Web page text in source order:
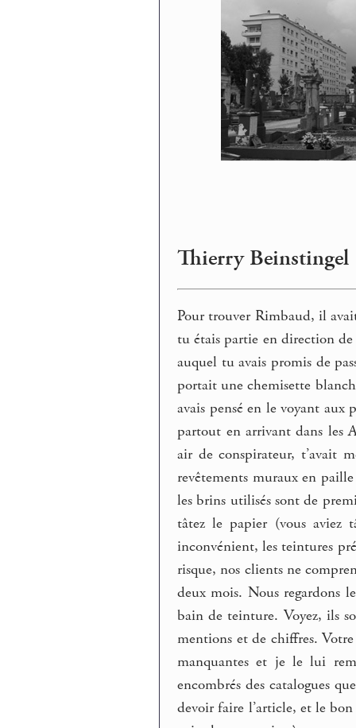
Thierry Beinstingel
Pour trouver Rimbaud, il
tu étais partie en direction
auquel tu avais promis de
portait une chemisette
avais pensé en le voyant aux
partout en arrivant dans les
air de conspirateur, t’avait
revêtements muraux en
les brins utilisés sont de
tâtez le papier (vous aviez
inconvénient, les teintures
risque, nos clients ne
deux mois. Nous regardons
bain de teinture. Voyez, ils
mentions et de chiffres.
manquantes et je le lui
encombrés des catalogues
devoir faire l’article, et le